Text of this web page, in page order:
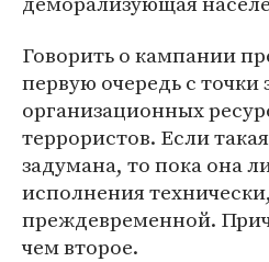
Говорить о кампании
первую очередь с точки
организационных
террористов. Если
задумана, то пока она
исполнения
преждевременной.
чем второе.